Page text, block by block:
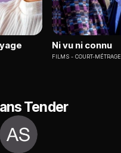
Ni vu ni connu
FILMS COURT-MÉTRAGE
Tender